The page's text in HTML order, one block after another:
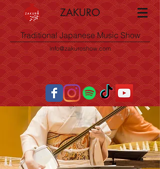
ZAKURO
Traditional Japanese Music Show
info@zakuroshow.com